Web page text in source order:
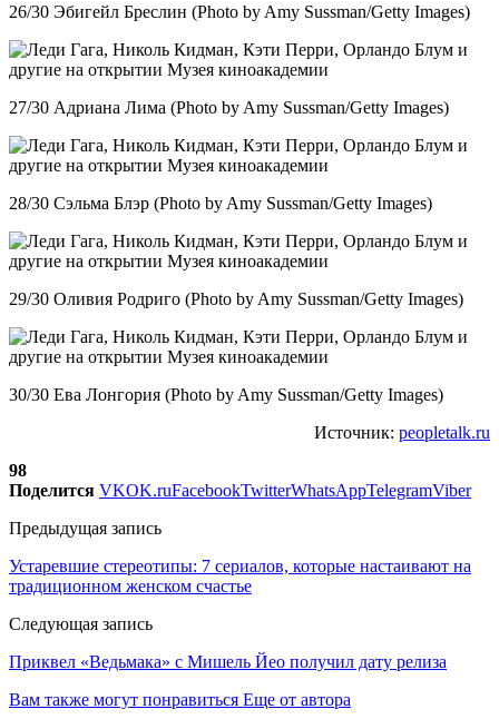
26/30 Эбигейл Бреслин (Photo by Amy Sussman/Getty Images)
27/30 Адриана Лима (Photo by Amy Sussman/Getty Images)
28/30 Сэльма Блэр (Photo by Amy Sussman/Getty Images)
29/30 Оливия Родриго (Photo by Amy Sussman/Getty Images)
30/30 Ева Лонгория (Photo by Amy Sussman/Getty Images)
Источник: peopletalk.ru
98
Поделится VKOK.ruFacebookTwitterWhatsAppTelegramViber
Предыдущая запись
Устаревшие стереотипы: 7 сериалов, которые настаивают на
традиционном женском счастье
Следующая запись
Приквел «Ведьмака» с Мишель Йео получил дату релиза
Вам также могут понравиться Еще от автора